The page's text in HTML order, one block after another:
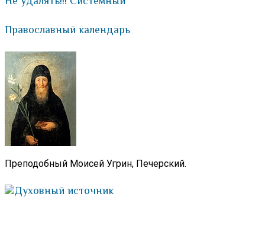
Православный календарь
Преподобный Моисей Угрин, Печерский.
Духовный источник